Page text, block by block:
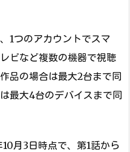
1つのアカウントでスマ
ビなど複数の機器で視聴
品の場合は最大2台まで同
最大4台のデバイスまで同
月3日時点で、第1話から